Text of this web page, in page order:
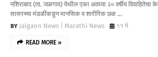
नशिराबाद (ता. जळगाव) येथील एका अवघ्या २० वर्षीय विवाहितेचा
सासरच्या मंडळींकडून मानसिक व शारीरिक छळ …
Jalgaon News | Marathi News
११ मे
READ MORE »